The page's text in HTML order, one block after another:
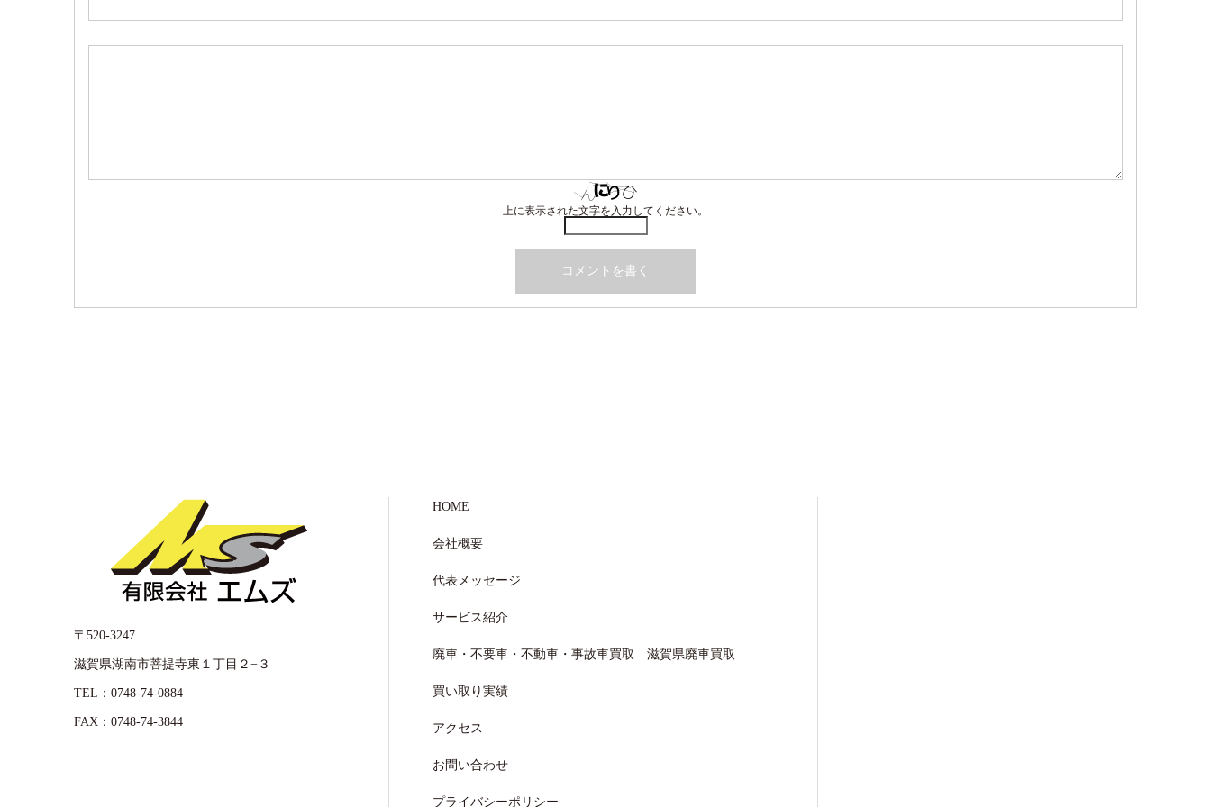
上に表示された文字を入力してください。
〒520-3247
滋賀県湖南市菩提寺東１丁目２−３
TEL：0748-74-0884
FAX：0748-74-3844
HOME
会社概要
代表メッセージ
サービス紹介
廃車・不要車・不動車・事故車買取 滋賀県廃車買取
買い取り実績
アクセス
お問い合わせ
プライバシーポリシー